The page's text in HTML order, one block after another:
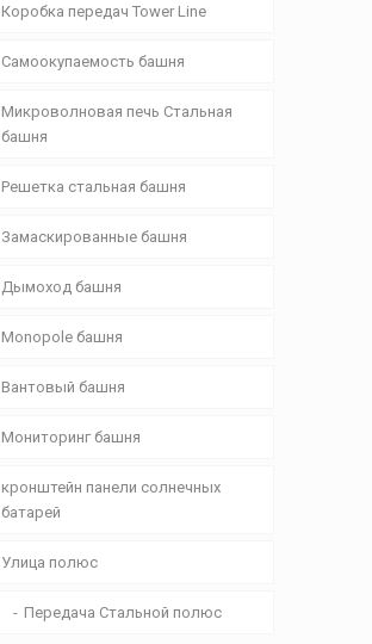
Коробка передач Tower Line
Самоокупаемость башня
Микроволновая печь Стальная
башня
Решетка стальная башня
Замаскированные башня
Дымоход башня
Monopole башня
Вантовый башня
Мониторинг башня
кронштейн панели солнечных
батарей
Улица полюс
Передача Стальной полюс